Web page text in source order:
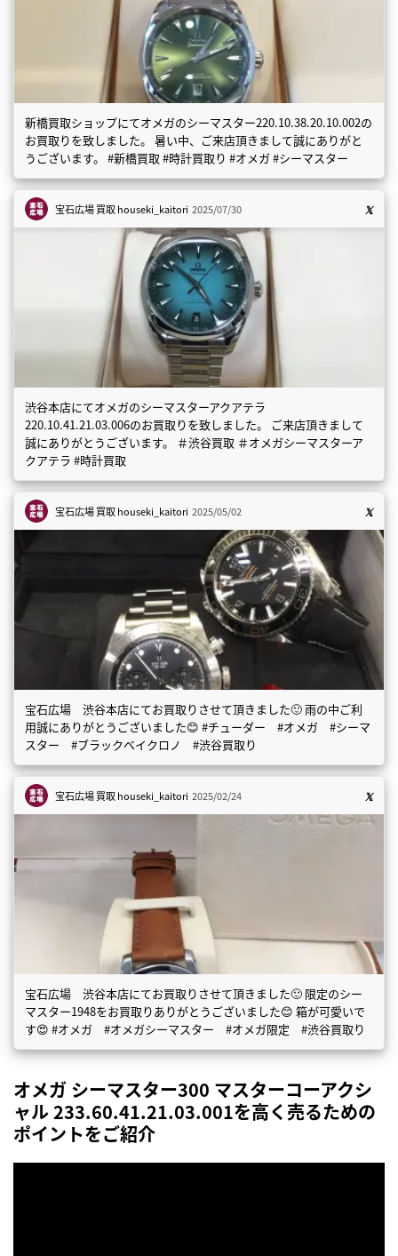
新橋買取ショップにてオメガのシーマスター220.10.38.20.10.002の
お買取りを致しました。 暑い中、ご来店頂きまして誠にありがと
うございます。 #新橋買取 #時計買取り #オメガ #シーマスター
宝石広場 買取houseki_kaitori 2025/07/30
渋谷本店にてオメガのシーマスターアクアテラ
220.10.41.21.03.006のお買取りを致しました。 ご来店頂きまして
誠にありがとうございます。 ＃渋谷買取 ＃オメガシーマスターア
クアテラ #時計買取
宝石広場 買取houseki_kaitori 2025/05/02
宝石広場 渋谷本店にてお買取りさせて頂きました🙂 雨の中ご利
用誠にありがとうございました😊 #チューダー #オメガ #シーマ
スター #ブラックベイクロノ #渋谷買取り
宝石広場 買取houseki_kaitori 2025/02/24
宝石広場 渋谷本店にてお買取りさせて頂きました🙂 限定のシー
マスター1948をお買取りありがとうございました😊 箱が可愛いで
す😍 #オメガ #オメガシーマスター #オメガ限定 #渋谷買取り
オメガ シーマスター300 マスターコーアクシ
ャル 233.60.41.21.03.001を高く売るための
ポイントをご紹介